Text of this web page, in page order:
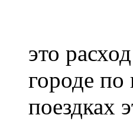
это
городе
поездках